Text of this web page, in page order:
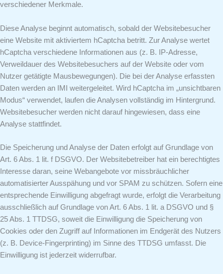
verschiedener Merkmale.
Diese Analyse beginnt automatisch, sobald der Websitebesucher
eine Website mit aktiviertem hCaptcha betritt. Zur Analyse wertet
hCaptcha verschiedene Informationen aus (z. B. IP-Adresse,
Verweildauer des Websitebesuchers auf der Website oder vom
Nutzer getätigte Mausbewegungen). Die bei der Analyse erfassten
Daten werden an IMI weitergeleitet. Wird hCaptcha im „unsichtbaren
Modus“ verwendet, laufen die Analysen vollständig im Hintergrund.
Websitebesucher werden nicht darauf hingewiesen, dass eine
Analyse stattfindet.
Die Speicherung und Analyse der Daten erfolgt auf Grundlage von
Art. 6 Abs. 1 lit. f DSGVO. Der Websitebetreiber hat ein berechtigtes
Interesse daran, seine Webangebote vor missbräuchlicher
automatisierter Ausspähung und vor SPAM zu schützen. Sofern eine
entsprechende Einwilligung abgefragt wurde, erfolgt die Verarbeitung
ausschließlich auf Grundlage von Art. 6 Abs. 1 lit. a DSGVO und §
25 Abs. 1 TTDSG, soweit die Einwilligung die Speicherung von
Cookies oder den Zugriff auf Informationen im Endgerät des Nutzers
(z. B. Device-Fingerprinting) im Sinne des TTDSG umfasst. Die
Einwilligung ist jederzeit widerrufbar.